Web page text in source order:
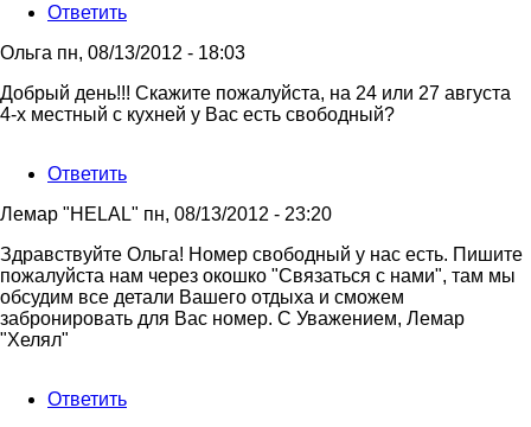
Ответить
Ольга пн, 08/13/2012 - 18:03
Добрый день!!! Скажите пожалуйста, на 24 или 27 августа
4-х местный с кухней у Вас есть свободный?
Ответить
Лемар "HELAL" пн, 08/13/2012 - 23:20
Ответ
на
Добрый
день!!!
Скажите
Здравствуйте Ольга! Номер свободный у нас есть. Пишите
пожалуйста нам через окошко "Связаться с нами", там мы
обсудим все детали Вашего отдыха и сможем
забронировать для Вас номер. С Уважением, Лемар
"Хелял"
Ответить